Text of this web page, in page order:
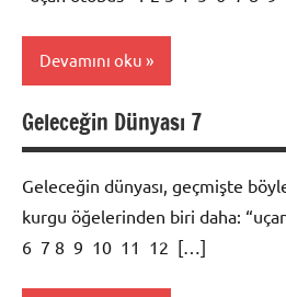
Devamını oku
Foto
Galeri
Geleceğin Dünyası 7
Geleceğin dünyası, geçmişte
kurgu öğelerinden biri daha:
6 7 8 9 10 11 12 […]